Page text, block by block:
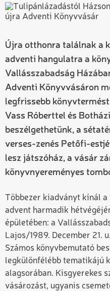
Újra otthonra találnak a
adventi hangulatra a
Vallásszabadság
Adventi Könyvvásáron
legfrissebb
Vass Róberttel és
beszélgethetünk, a
verses-zenés Petőfi-
lesz játszóház, a vásár
könyvnyereményes
Többezer kiadványt kínál
advent harmadik
épületében: a
Lajos/1989. December 21.
Számos könyvbemutató
legkülönfélébb tematikájú
alagsorában. Kisgyerekes
vásározást, ugyanis